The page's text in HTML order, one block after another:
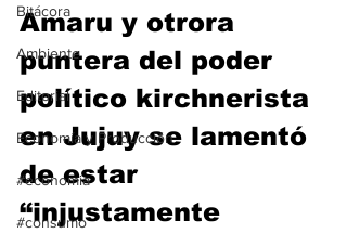
Bitácora
Ambiente
Editorial
Economía y Producción
#economia
#consumo
Amaru y otrora
puntera del poder
político kirchnerista
en Jujuy se lamentó
de estar
“injustamente